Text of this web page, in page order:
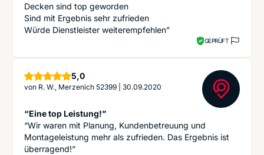
Decken sind top geworden
Sind mit Ergebnis sehr zufrieden
Würde Dienstleister weiterempfehlen”
GEPRÜFT
5,0Sterne
von R. W., Merzenich 52399 30.09.2020
“Eine top Leistung!”
“Wir waren mit Planung, Kundenbetreuung und
Montageleistung mehr als zufrieden. Das Ergebnis ist
überragend!”